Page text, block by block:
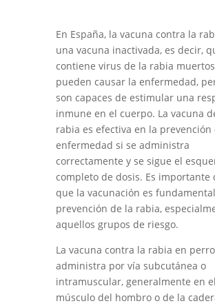
En España, la vacuna contra la
una vacuna inactivada, es decir,
contiene virus de la rabia
pueden causar la enfermedad,
son capaces de estimular una
inmune en el cuerpo. La vacuna
rabia es efectiva en la prevención
enfermedad si se administra
correctamente y se sigue el
completo de dosis. Es importante
que la vacunación es
prevención de la rabia,
aquellos grupos de riesgo.
La vacuna contra la rabia en
administra por vía subcutánea o
intramuscular, generalmente en el
músculo del hombro o de la